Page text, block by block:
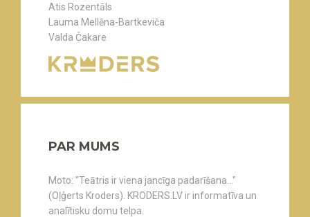
Atis Rozentāls
Lauma Mellēna-Bartkeviča
Valda Čakare
PAR MUMS
Moto: "Teātris ir viena jancīga padarīšana..."
(Oļģerts Kroders). KRODERS.LV ir informatīva un
analītisku domu telpa.